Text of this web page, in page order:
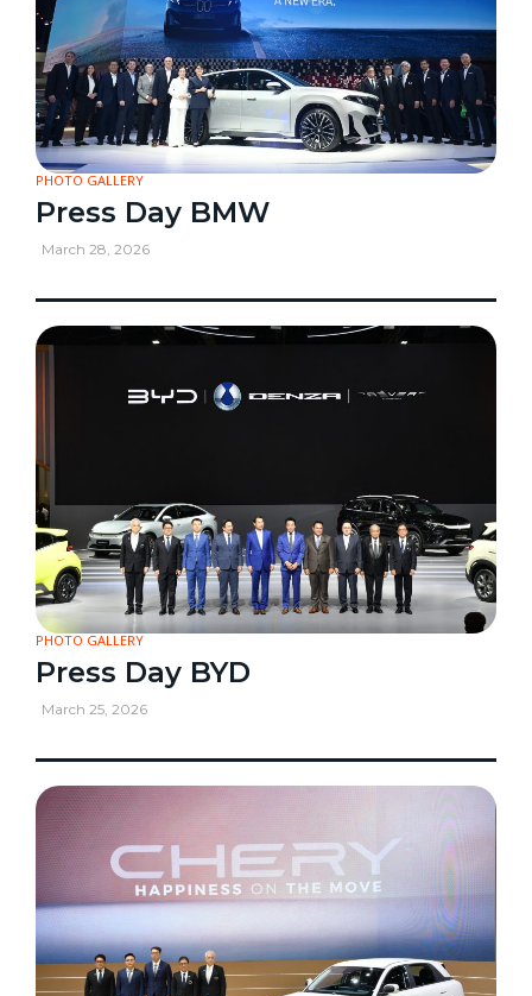
PHOTO GALLERY
Press Day BMW
March 28, 2026
PHOTO GALLERY
Press Day BYD
March 25, 2026